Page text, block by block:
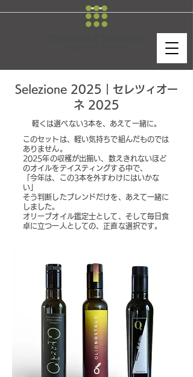
Selezione 2025｜セレツィオー
ネ 2025
軽くは選べない3本を、あえて一緒に。
このセットは、軽い気持ちで組んだものでは
ありません。
2025年の収穫が出揃い、数えきれないほど
のオイルをテイスティングする中で、
「今年は、この3本を外すわけにはいかな
い」
そう判断したブレンドだけを、あえて一緒に
しました。
オリーブオイル鑑定士として、そして毎日食
卓に立つ一人としての、正直な選択です。